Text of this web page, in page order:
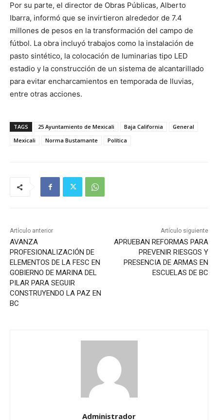
Por su parte, el director de Obras Públicas, Alberto
Ibarra, informó que se invirtieron alrededor de 7.4
millones de pesos en la transformación del campo de
fútbol. La obra incluyó trabajos como la instalación de
pasto sintético, la colocación de luminarias tipo LED
estadio y la construcción de un sistema de alcantarillado
para evitar encharcamientos en temporada de lluvias,
entre otras acciones.
TAGS 25 Ayuntamiento de Mexicali Baja California
General
Mexicali
Norma Bustamante Política
Artículo anterior
AVANZA
PROFESIONALIZACIÓN DE
ELEMENTOS DE LA FESC EN
GOBIERNO DE MARINA DEL
PILAR PARA SEGUIR
CONSTRUYENDO LA PAZ EN
BC
Artículo siguiente
APRUEBAN REFORMAS PARA
PREVENIR RIESGOS Y
PRESENCIA DE ARMAS EN
ESCUELAS DE BC
Administrador